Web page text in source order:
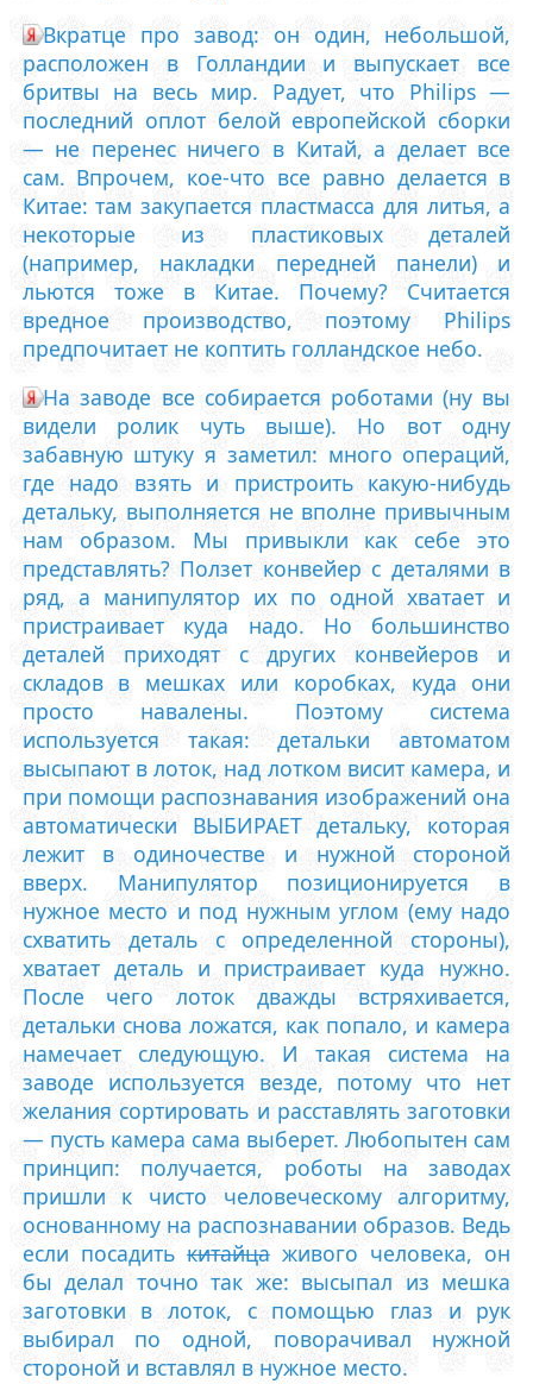
Вкратце про завод: он один, небольшой,
расположен в Голландии и выпускает все
бритвы на весь мир. Радует, что Philips —
последний оплот белой европейской сборки
— не перенес ничего в Китай, а делает все
сам. Впрочем, кое-что все равно делается в
Китае: там закупается пластмасса для литья, а
некоторые из пластиковых деталей
(например, накладки передней панели) и
льются тоже в Китае. Почему? Считается
вредное производство, поэтому Philips
предпочитает не коптить голландское небо.
На заводе все собирается роботами (ну вы
видели ролик чуть выше). Но вот одну
забавную штуку я заметил: много операций,
где надо взять и пристроить какую-нибудь
детальку, выполняется не вполне привычным
нам образом. Мы привыкли как себе это
представлять? Ползет конвейер с деталями в
ряд, а манипулятор их по одной хватает и
пристраивает куда надо. Но большинство
деталей приходят с других конвейеров и
складов в мешках или коробках, куда они
просто навалены. Поэтому система
используется такая: детальки автоматом
высыпают в лоток, над лотком висит камера, и
при помощи распознавания изображений она
автоматически ВЫБИРАЕТ детальку, которая
лежит в одиночестве и нужной стороной
вверх. Манипулятор позиционируется в
нужное место и под нужным углом (ему надо
схватить деталь с определенной стороны),
хватает деталь и пристраивает куда нужно.
После чего лоток дважды встряхивается,
детальки снова ложатся, как попало, и камера
намечает следующую. И такая система на
заводе используется везде, потому что нет
желания сортировать и расставлять заготовки
— пусть камера сама выберет. Любопытен сам
принцип: получается, роботы на заводах
пришли к чисто человеческому алгоритму,
основанному на распознавании образов. Ведь
если посадить китайцаживого человека, он
бы делал точно так же: высыпал из мешка
заготовки в лоток, с помощью глаз и рук
выбирал по одной, поворачивал нужной
стороной и вставлял в нужное место.